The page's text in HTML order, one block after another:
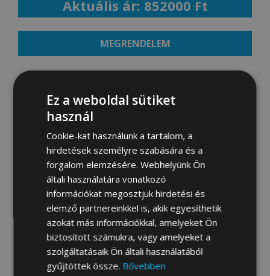
Aktuális ár: 852000 Ft
MEGRENDELEM
Fotógaléria:
Ez a weboldal sütiket
használ
Cookie-kat használunk a tartalom, a
hirdetések személyre szabására és a
forgalom elemzésére. Webhelyünk Ön
általi használatára vonatkozó
információkat megosztjuk hirdetési és
elemző partnereinkkel is, akik egyesíthetik
azokat más információkkal, amelyeket Ön
biztosított számukra, vagy amelyeket a
szolgáltatásaik Ön általi használatából
gyűjtöttek össze. Bővebben